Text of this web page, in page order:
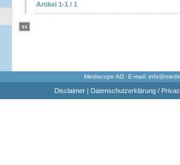
Artikel 1-1 / 1
Mediscope AG E-mail:
Disclaimer| Datenschutzerklärung /